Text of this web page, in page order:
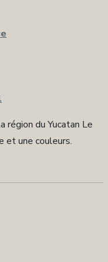
région du Yucatan Le
et une couleurs.